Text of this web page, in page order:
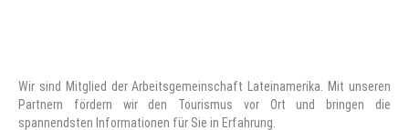
Wir sind Mitglied der Arbeitsgemeinschaft Lateinamerika. Mit unseren
Partnern fördern wir den Tourismus vor Ort und bringen die
spannendsten Informationen für Sie in Erfahrung.